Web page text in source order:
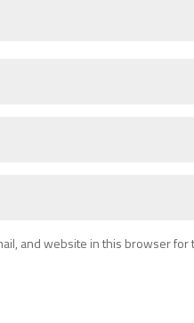
and website in this browser for